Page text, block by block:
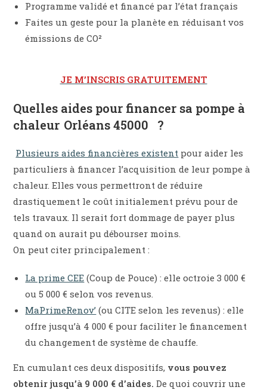
Programme validé et financé par l’état français
Faites un geste pour la planète en réduisant vos
émissions de CO²
JE M’INSCRIS GRATUITEMENT
Quelles aides pour financer sa pompe à
chaleur Orléans 45000 ?
Plusieurs aides financières existent pour aider les
particuliers à financer l’acquisition de leur pompe à
chaleur. Elles vous permettront de réduire
drastiquement le coût initialement prévu pour de
tels travaux. Il serait fort dommage de payer plus
quand on aurait pu débourser moins.
On peut citer principalement :
La prime CEE (Coup de Pouce) : elle octroie 3 000 €
ou 5 000 € selon vos revenus.
MaPrimeRenov’ (ou CITE selon les revenus) : elle
offre jusqu’à 4 000 € pour faciliter le financement
du changement de système de chauffe.
En cumulant ces deux dispositifs, vous pouvez
obtenir jusqu’à 9 000 € d’aides. De quoi couvrir une